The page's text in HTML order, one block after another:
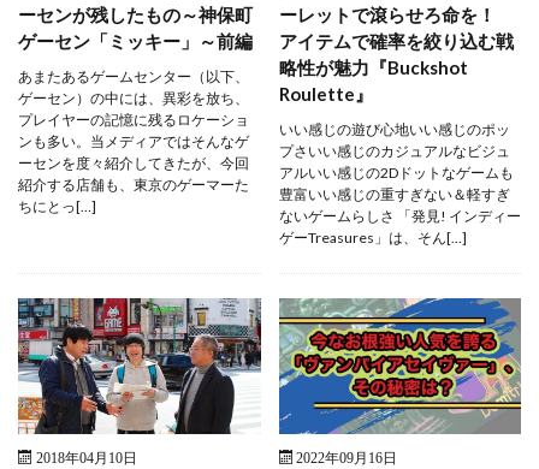
ーセンが残したもの～神保町
ゲーセン「ミッキー」～前編
あまたあるゲームセンター（以下、
ゲーセン）の中には、異彩を放ち、
プレイヤーの記憶に残るロケーショ
ンも多い。当メディアではそんなゲ
ーセンを度々紹介してきたが、今回
紹介する店舗も、東京のゲーマーた
ちにとっ[…]
ーレットで滾らせろ命を！
アイテムで確率を絞り込む戦
略性が魅力『Buckshot
Roulette』
いい感じの遊び心地いい感じのポッ
プさいい感じのカジュアルなビジュ
アルいい感じの2Dドットなゲームも
豊富いい感じの重すぎない＆軽すぎ
ないゲームらしさ 「発見! インディー
ゲーTreasures」は、そん[…]
2018年04月10日 2022年09月16日